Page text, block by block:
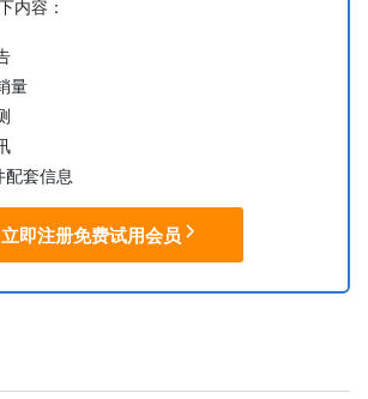
内容：
量
套信息
立即注册免费试用会员